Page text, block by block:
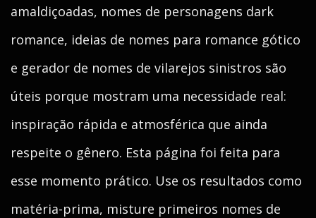
amaldiçoadas, nomes de personagens dark
romance, ideias de nomes para romance gótico
e gerador de nomes de vilarejos sinistros são
úteis porque mostram uma necessidade real:
inspiração rápida e atmosférica que ainda
respeite o gênero. Esta página foi feita para
esse momento prático. Use os resultados como
matéria-prima, misture primeiros nomes de